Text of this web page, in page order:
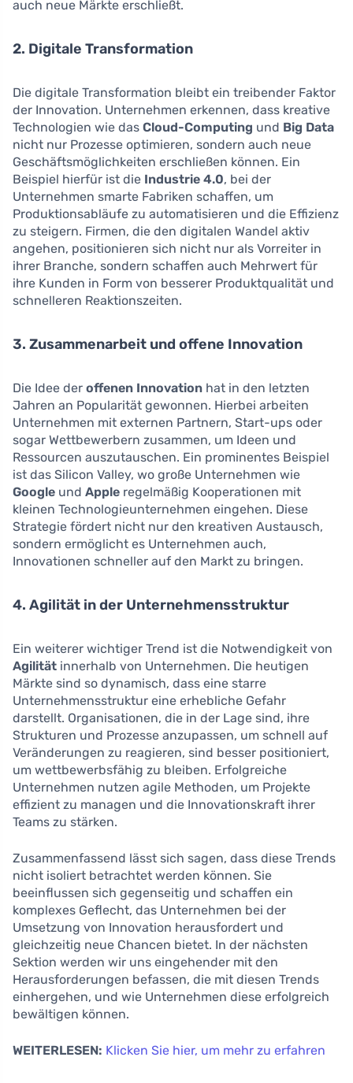
auch neue Märkte erschließt.
2. Digitale Transformation
Die digitale Transformation bleibt ein treibender Faktor
der Innovation. Unternehmen erkennen, dass kreative
Technologien wie das Cloud-Computing und Big Data
nicht nur Prozesse optimieren, sondern auch neue
Geschäftsmöglichkeiten erschließen können. Ein
Beispiel hierfür ist die Industrie 4.0, bei der
Unternehmen smarte Fabriken schaffen, um
Produktionsabläufe zu automatisieren und die Effizienz
zu steigern. Firmen, die den digitalen Wandel aktiv
angehen, positionieren sich nicht nur als Vorreiter in
ihrer Branche, sondern schaffen auch Mehrwert für
ihre Kunden in Form von besserer Produktqualität und
schnelleren Reaktionszeiten.
3. Zusammenarbeit und offene Innovation
Die Idee der offenen Innovation hat in den letzten
Jahren an Popularität gewonnen. Hierbei arbeiten
Unternehmen mit externen Partnern, Start-ups oder
sogar Wettbewerbern zusammen, um Ideen und
Ressourcen auszutauschen. Ein prominentes Beispiel
ist das Silicon Valley, wo große Unternehmen wie
Google und Apple regelmäßig Kooperationen mit
kleinen Technologieunternehmen eingehen. Diese
Strategie fördert nicht nur den kreativen Austausch,
sondern ermöglicht es Unternehmen auch,
Innovationen schneller auf den Markt zu bringen.
4. Agilität in der Unternehmensstruktur
Ein weiterer wichtiger Trend ist die Notwendigkeit von
Agilität innerhalb von Unternehmen. Die heutigen
Märkte sind so dynamisch, dass eine starre
Unternehmensstruktur eine erhebliche Gefahr
darstellt. Organisationen, die in der Lage sind, ihre
Strukturen und Prozesse anzupassen, um schnell auf
Veränderungen zu reagieren, sind besser positioniert,
um wettbewerbsfähig zu bleiben. Erfolgreiche
Unternehmen nutzen agile Methoden, um Projekte
effizient zu managen und die Innovationskraft ihrer
Teams zu stärken.
Zusammenfassend lässt sich sagen, dass diese Trends
nicht isoliert betrachtet werden können. Sie
beeinflussen sich gegenseitig und schaffen ein
komplexes Geflecht, das Unternehmen bei der
Umsetzung von Innovation herausfordert und
gleichzeitig neue Chancen bietet. In der nächsten
Sektion werden wir uns eingehender mit den
Herausforderungen befassen, die mit diesen Trends
einhergehen, und wie Unternehmen diese erfolgreich
bewältigen können.
WEITERLESEN: Klicken Sie hier, um mehr zu erfahren